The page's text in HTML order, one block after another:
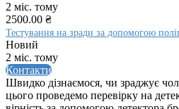
2 міс. тому
2500.00 ₴
Тестування на зради за допомогою
Новий
2 міс. тому
Контакти
Швидко дізнаємося, чи зраджує
цього проведемо перевірку на